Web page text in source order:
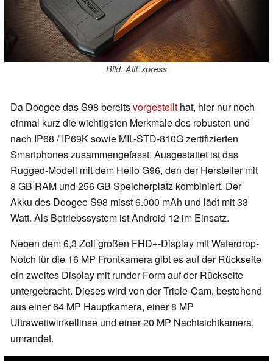
Bild: AliExpress
Da Doogee das S98 bereitsvorgestellt hat, hier nur noch
einmal kurz die wichtigsten Merkmale des robusten und
nach IP68 / IP69K sowie MIL-STD-810G zertifizierten
Smartphones zusammengefasst. Ausgestattet ist das
Rugged-Modell mit dem Helio G96, den der Hersteller mit
8 GB RAM und 256 GB Speicherplatz kombiniert. Der
Akku des Doogee S98 misst 6.000 mAh und lädt mit 33
Watt. Als Betriebssystem ist Android 12 im Einsatz.
Neben dem 6,3 Zoll großen FHD+-Display mit Waterdrop-
Notch für die 16 MP Frontkamera gibt es auf der Rückseite
ein zweites Display mit runder Form auf der Rückseite
untergebracht. Dieses wird von der Triple-Cam, bestehend
aus einer 64 MP Hauptkamera, einer 8 MP
Ultraweitwinkellinse und einer 20 MP Nachtsichtkamera,
umrandet.